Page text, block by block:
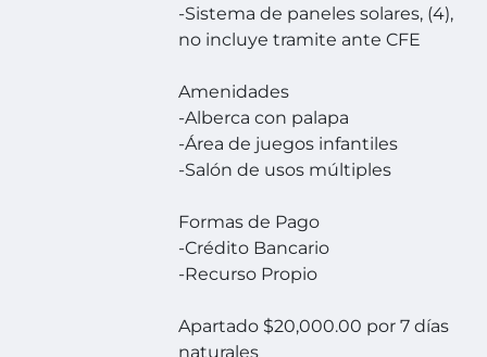
-Sistema de paneles solares, (4),
no incluye tramite ante CFE
Amenidades
-Alberca con palapa
-Área de juegos infantiles
-Salón de usos múltiples
Formas de Pago
-Crédito Bancario
-Recurso Propio
Apartado $20,000.00 por 7 días
naturales